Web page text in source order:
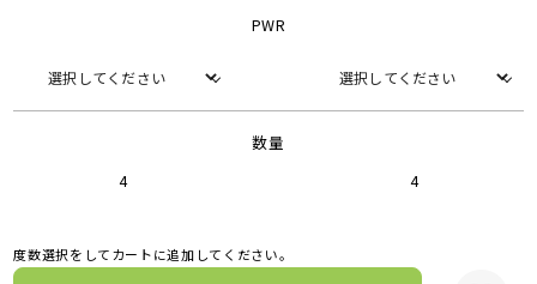
PWR
数量
4 4
度数選択をしてカートに追加してください。